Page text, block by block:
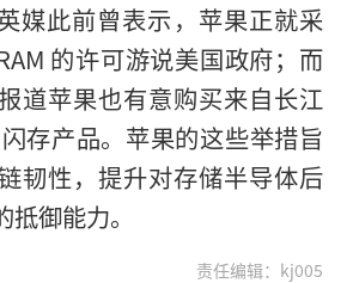
媒此前曾表示，苹果正就采
的许可游说美国政府；而
道苹果也有意购买来自长江
存产品。苹果的这些举措旨
韧性，提升对存储半导体后
御能力。
责任编辑：kj005